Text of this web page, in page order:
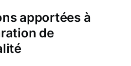
apportées à
de